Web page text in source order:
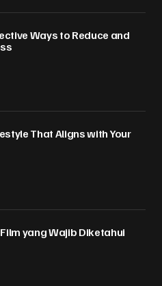
Ways to Reduce and
That Aligns with Your
yang Wajib Diketahui